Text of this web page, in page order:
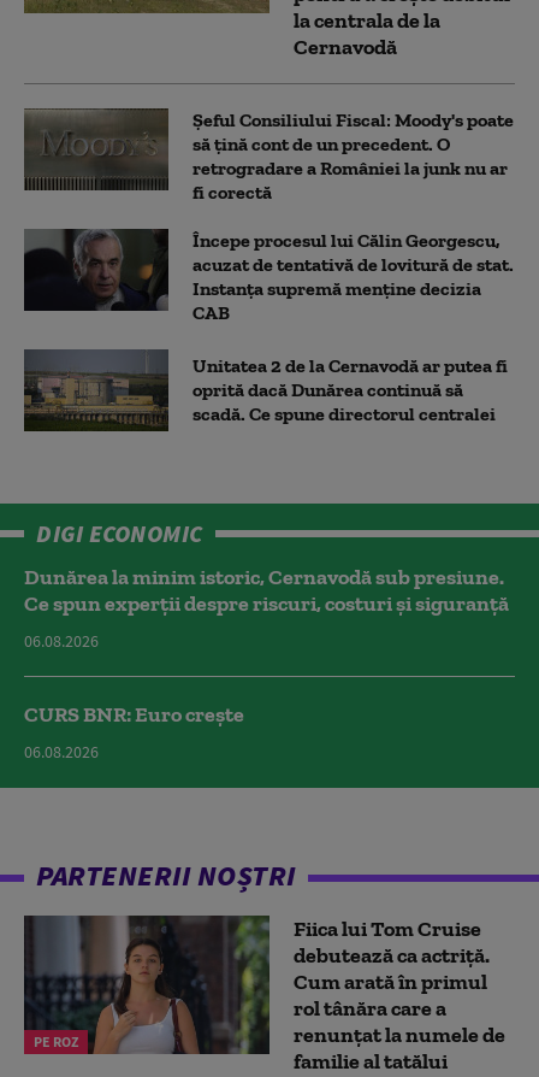
la centrala de la
Cernavodă
Șeful Consiliului Fiscal: Moody's poate
să țină cont de un precedent. O
retrogradare a României la junk nu ar
fi corectă
Începe procesul lui Călin Georgescu,
acuzat de tentativă de lovitură de stat.
Instanța supremă menține decizia
CAB
Unitatea 2 de la Cernavodă ar putea fi
oprită dacă Dunărea continuă să
scadă. Ce spune directorul centralei
DIGI ECONOMIC
Dunărea la minim istoric, Cernavodă sub presiune.
Ce spun experții despre riscuri, costuri și siguranță
06.08.2026
CURS BNR: Euro crește
06.08.2026
PARTENERII NOȘTRI
PE ROZ
Fiica lui Tom Cruise
debutează ca actriță.
Cum arată în primul
rol tânăra care a
renunțat la numele de
familie al tatălui